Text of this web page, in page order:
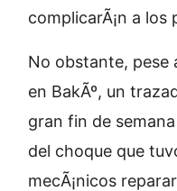
complicarÃ¡n a los
No obstante, pese
en BakÃº, un
gran fin de
del choque que
mecÃ¡nicos